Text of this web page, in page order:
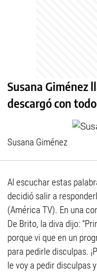
Susana Giménez
descargó con todo
Susana Giménez
Al escuchar estas
decidió salir a
(América TV). En una
De Brito, la diva dijo:
porque vi que en un
para pedirle disculpas.
le voy a pedir disculpas